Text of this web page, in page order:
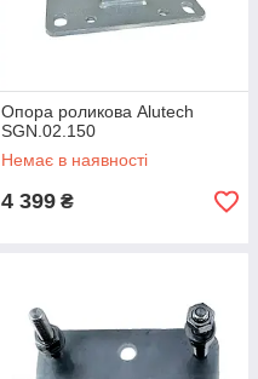
Опора роликова Alutech
SGN.02.150
Немає в наявності
4 399 ₴